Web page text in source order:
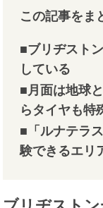
この記事をま
■ブリヂスト
している
■月面は地球
らタイヤも特
■「ルナテラ
験できるエリ